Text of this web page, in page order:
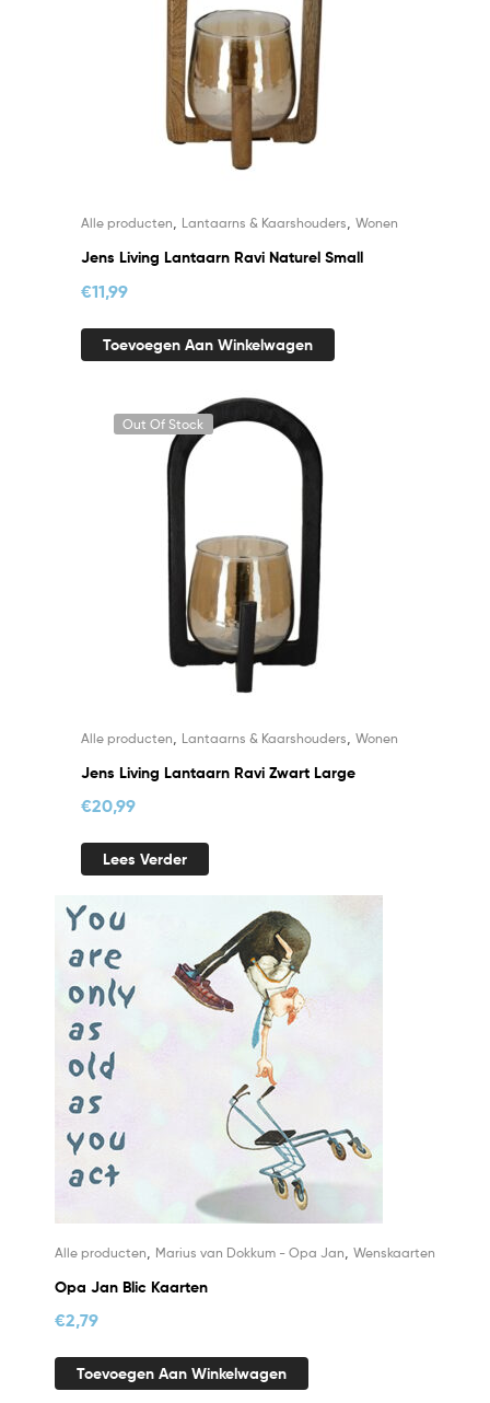
Alle producten, Lantaarns & Kaarshouders, Wonen
Jens Living Lantaarn Ravi Naturel Small
€11,99
Toevoegen Aan Winkelwagen
Out Of Stock
Alle producten Lantaarns & Kaarshouders Wonen
Jens Living Lantaarn Ravi Zwart Large
€20,99
Lees Verder
Alle producten Marius van Dokkum - Opa Jan Wenskaarten
Opa Jan Blic Kaarten
€2,79
Toevoegen Aan Winkelwagen